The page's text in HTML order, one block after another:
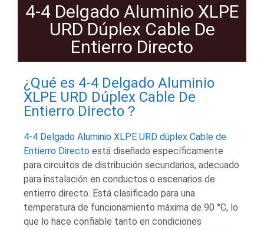
4-4 Delgado Aluminio XLPE
URD Dúplex Cable De
Entierro Directo
¿Qué es 4-4 Delgado Aluminio
XLPE URD Dúplex Cable De
Entierro Directo？
4-4 Delgado Aluminio XLPE URD dúplex Cable de
Entierro Directo está diseñado específicamente
para circuitos de distribución secundarios, adecuado
para instalación en conductos o escenarios de
entierro directo. Está clasificado para una
temperatura de funcionamiento máxima de 90 °C, lo
que lo hace confiable tanto en condiciones